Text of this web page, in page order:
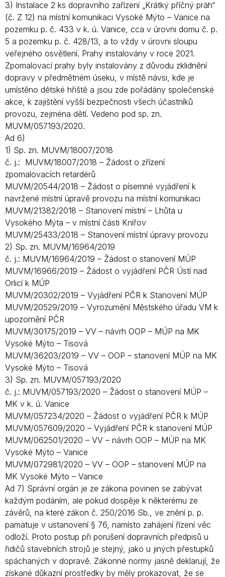
3) Instalace 2 ks dopravního zařízení „Krátký příčný práh“
(č. Z 12) na místní komunikaci Vysoké Mýto – Vanice na
pozemku p. č. 433 v k. ú. Vanice, cca v úrovni domu č. p.
5 a pozemku p. č. 428/13, a to vždy v úrovni sloupu
veřejného osvětlení. Prahy instalovány v roce 2021.
Zpomalovací prahy byly instalovány z důvodu zklidnění
dopravy v předmětném úseku, v místě návsi, kde je
umístěno dětské hřiště a jsou zde pořádány společenské
akce, k zajištění vyšší bezpečnosti všech účastníků
provozu, zejména dětí. Vedeno pod sp. zn.
MUVM/057193/2020.
Ad 6)
1) Sp. zn. MUVM/18007/2018
č. j.: MUVM/18007/2018 – Žádost o zřízení
zpomalovacích retardérů
MUVM/20544/2018 – Žádost o písemné vyjádření k
navržené místní úpravě provozu na místní komunikaci
MUVM/21382/2018 – Stanovení místní – Lhůta u
Vysokého Mýta – v místní části Knířov
MUVM/25433/2018 – Stanovení místní úpravy provozu
2) Sp. zn. MUVM/16964/2019
č. j.: MUVM/16964/2019 – Žádost o stanovení MÚP
MUVM/16966/2019 – Žádost o vyjádření PČR Ústí nad
Orlicí k MÚP
MUVM/20302/2019 – Vyjádření PČR k Stanovení MÚP
MUVM/20529/2019 – Vyrozumění Městského úřadu VM k
upozornění PČR
MUVM/30175/2019 – VV – návrh OOP – MÚP na MK
Vysoké Mýto – Tisová
MUVM/36203/2019 – VV – OOP – stanovení MÚP na MK
Vysoké Mýto – Tisová
3) Sp. zn. MUVM/057193/2020
č. j.: MUVM/057193/2020 – Žádost o stanovení MÚP –
MK v k. ú. Vanice
MUVM/057234/2020 – Žádost o vyjádření PČR k MÚP
MUVM/057609/2020 – Vyjádření PČR k stanovení MÚP
MUVM/062501/2020 – VV – návrh OOP – MÚP na MK
Vysoké Mýto – Vanice
MUVM/072981/2020 – VV – OOP – stanovení MÚP na
MK Vysoké Mýto – Vanice
Ad 7) Správní orgán je ze zákona povinen se zabývat
každým podáním, ale pokud dospěje k některému ze
závěrů, na které zákon č. 250/2016 Sb., ve znění p. p.
pamatuje v ustanovení § 76, namísto zahájení řízení věc
odloží. Proto postup při porušení dopravních předpisů u
řidičů stavebních strojů je stejný, jako u jiných přestupků
spáchaných v dopravě. Zákonné normy jasně deklarují, že
získané důkazní prostředky by měly prokazovat, že se